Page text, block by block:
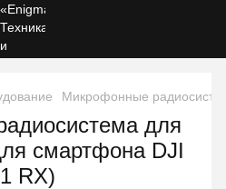
Микрофонные
для
смартфона DJI
RX)